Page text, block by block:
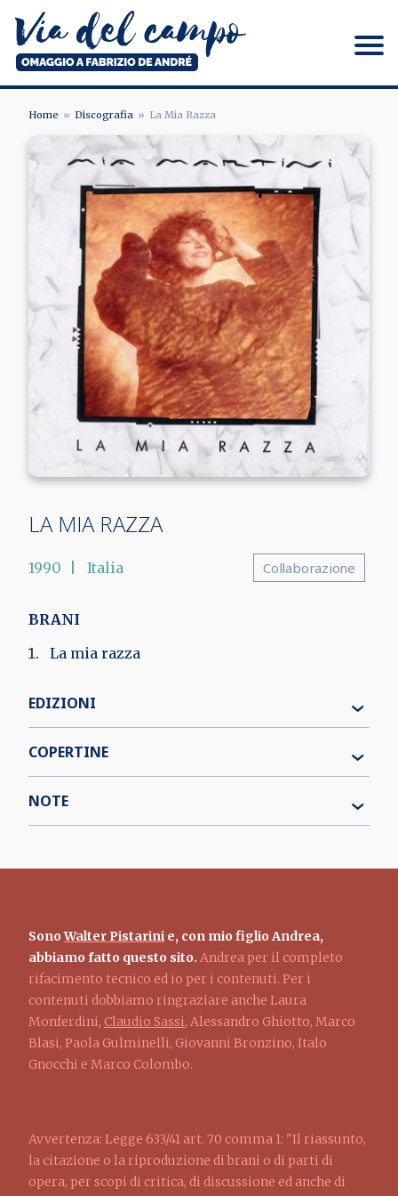
contenuto
principale
Via del campo
BRICIOLE
DI
PANE
Home Discografia La Mia Razza
LA MIA RAZZA
1990 Italia Collaborazione
BRANI
La mia razza
EDIZIONI
COPERTINE
NOTE
SonoWalter Pistarini e, con mio figlio Andrea,
abbiamo fatto questo sito. Andrea per il completo
rifacimento tecnico ed io per i contenuti. Per i
contenuti dobbiamo ringraziare anche Laura
Monferdini, Claudio Sassi, Alessandro Ghiotto, Marco
Blasi, Paola Gulminelli, Giovanni Bronzino, Italo
Gnocchi e Marco Colombo.
Avvertenza: Legge 633/41 art. 70 comma 1: "Il riassunto,
la citazione o la riproduzione di brani o di parti di
opera, per scopi di critica, di discussione ed anche di